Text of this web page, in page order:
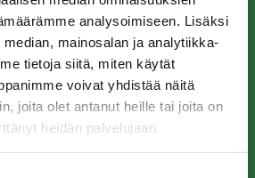
analysoimiseen. Lisäksi
mainosalan ja analytiikka-
tietoja siitä, miten käytät
voivat yhdistää näitä
joita olet antanut heille tai joita on
heidän palvelujaan.